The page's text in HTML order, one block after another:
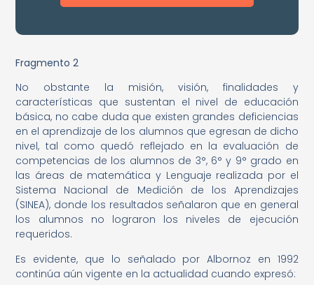
Fragmento 2
No obstante la misión, visión, finalidades y
características que sustentan el nivel de educación
básica, no cabe duda que existen grandes deficiencias
en el aprendizaje de los alumnos que egresan de dicho
nivel, tal como quedó reflejado en la evaluación de
competencias de los alumnos de 3°, 6° y 9° grado en
las áreas de matemática y Lenguaje realizada por el
Sistema Nacional de Medición de los Aprendizajes
(SINEA), donde los resultados señalaron que en general
los alumnos no lograron los niveles de ejecución
requeridos.
Es evidente, que lo señalado por Albornoz en 1992
continúa aún vigente en la actualidad cuando expresó: